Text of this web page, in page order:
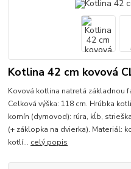
Kotlina 42 cm kovová
Kovová kotlina natretá základnou
Celková výška: 118 cm. Hrúbka
komín (dymovod): rúra, kĺb,
(+ záklopka na dvierka). Materiál:
kotlí... celý popis